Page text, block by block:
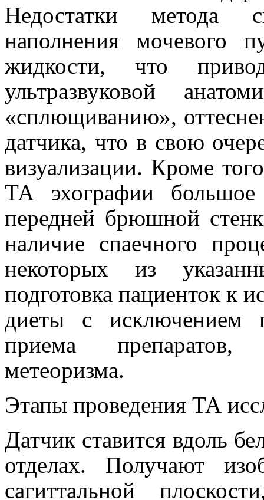
Недостатки метода
наполнения мочевого
жидкости, что
ультразвуковой
«сплющиванию»,
датчика, что в свою
визуализации. Кроме
ТА эхографии большое
передней брюшной
наличие спаечного
некоторых из
подготовка пациенток к
диеты с исключением
приема препаратов,
метеоризма.
Этапы проведения ТА
Датчик ставится вдоль
отделах. Получают
сагиттальной